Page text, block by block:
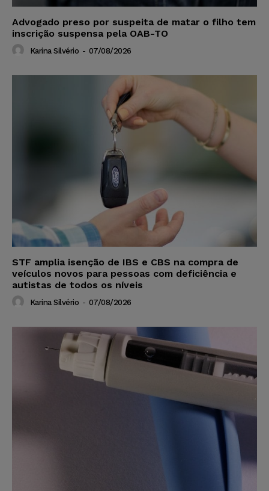
Advogado preso por suspeita de matar o filho tem
inscrição suspensa pela OAB-TO
Karina Silvério - 07/08/2026
STF amplia isenção de IBS e CBS na compra de
veículos novos para pessoas com deficiência e
autistas de todos os níveis
Karina Silvério - 07/08/2026